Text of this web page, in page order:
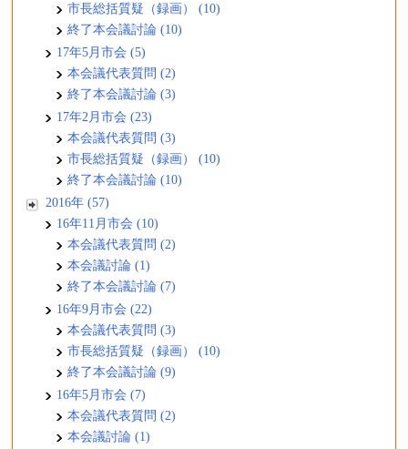
市長総括質疑（録画） (10)
終了本会議討論 (10)
17年5月市会 (5)
本会議代表質問 (2)
終了本会議討論 (3)
17年2月市会 (23)
本会議代表質問 (3)
市長総括質疑（録画） (10)
終了本会議討論 (10)
2016年 (57)
16年11月市会 (10)
本会議代表質問 (2)
本会議討論 (1)
終了本会議討論 (7)
16年9月市会 (22)
本会議代表質問 (3)
市長総括質疑（録画） (10)
終了本会議討論 (9)
16年5月市会 (7)
本会議代表質問 (2)
本会議討論 (1)